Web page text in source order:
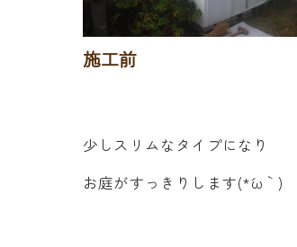
施工前
少しスリムなタイプになり
お庭がすっきりします(*´ω｀)